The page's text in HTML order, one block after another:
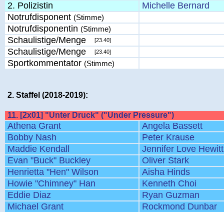
2. Polizistin
Michelle Bernard
Notrufdisponent (Stimme)
Notrufdisponentin (Stimme)
Schaulistige/Menge [23.40]
Schaulistige/Menge [23.40]
Sportkommentator (Stimme)
2. Staffel (2018-2019):
11. [2x01] "Unter Druck" ("Under Pressure")
Athena Grant
Angela Bassett
Bobby Nash
Peter Krause
Maddie Kendall
Jennifer Love Hewitt
Evan "Buck" Buckley
Oliver Stark
Henrietta "Hen" Wilson
Aisha Hinds
Howie "Chimney" Han
Kenneth Choi
Eddie Diaz
Ryan Guzman
Michael Grant
Rockmond Dunbar